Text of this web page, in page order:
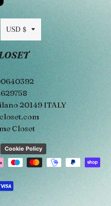
Valuta
USD $
20149 ITALY
Closet
Cookie Policy
Metodi
di